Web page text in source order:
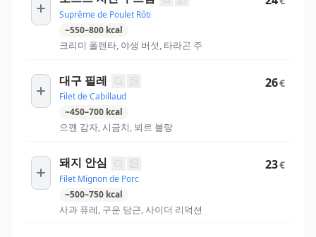
Suprême de Poulet Rôti
~550–800 kcal
크리미 폴렌타, 야생 버섯, 타라곤 주
대구 필레
Filet de Cabillaud
~450–700 kcal
으깬 감자, 시금치, 뵈르 블랑
26€
돼지 안심
Filet Mignon de Porc
~500–750 kcal
사과 퓨레, 구운 당근, 사이더 리덕션
23€